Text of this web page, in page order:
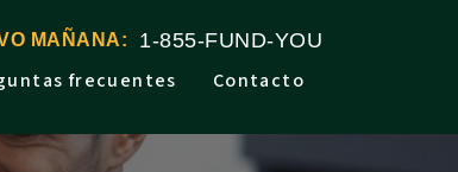
MAÑANA: 1-855-FUND-YOU
frecuentes Contacto